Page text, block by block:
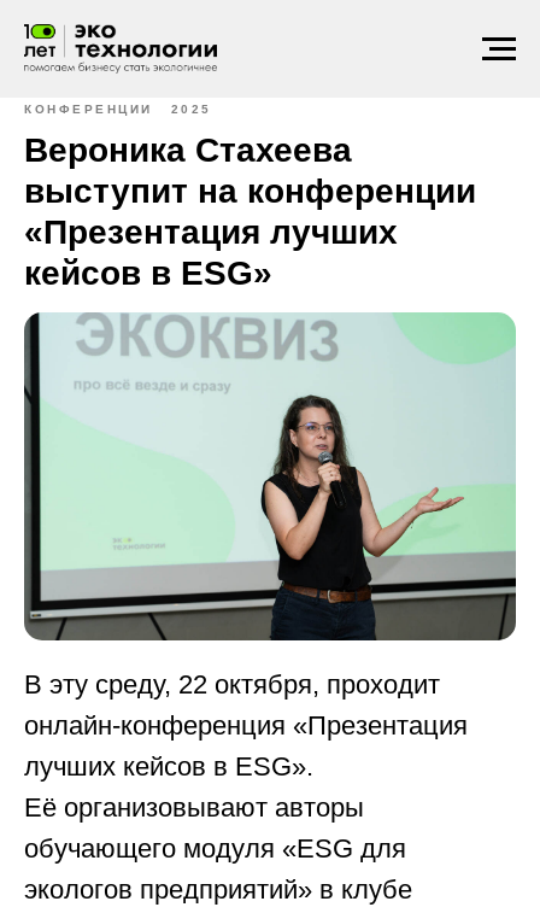
КОНФЕРЕНЦИИ 2025
Вероника Стахеева
выступит на конференции
«Презентация лучших
кейсов в ESG»
В эту среду, 22 октября, проходит
онлайн-конференция «Презентация
лучших кейсов в ESG».
Её организовывают авторы
обучающего модуля «ESG для
экологов предприятий» в клубе